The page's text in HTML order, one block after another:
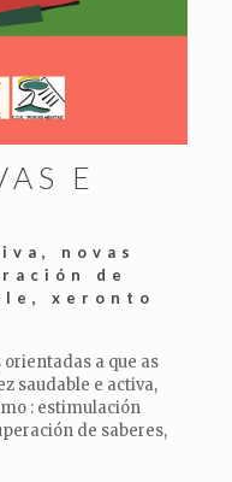
E
novas
de
xeronto
a que as
saudable e activa,
: estimulación
de saberes,